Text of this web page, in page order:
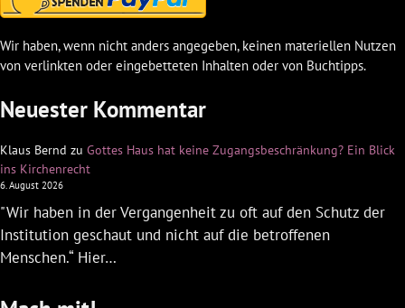
Wir haben, wenn nicht anders angegeben, keinen materiellen Nutzen
von verlinkten oder eingebetteten Inhalten oder von Buchtipps.
Neuester Kommentar
Klaus Bernd zu Gottes Haus hat keine Zugangsbeschränkung? Ein Blick
ins Kirchenrecht
6. August 2026
"Wir haben in der Vergangenheit zu oft auf den Schutz der
Institution geschaut und nicht auf die betroffenen
Menschen.“ Hier…